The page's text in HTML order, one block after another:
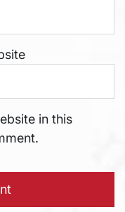
in this